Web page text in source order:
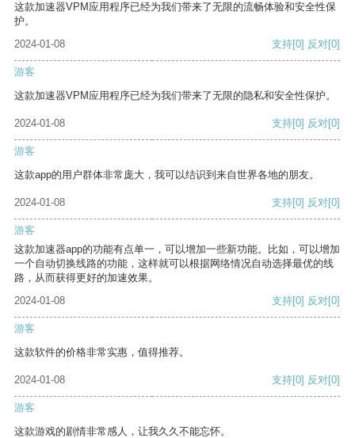
这款加速器VPM应用程序已经为我们带来了无限的流畅体验和安全性保
护。
2024-01-08
支持[0] 反对[0]
游客
这款加速器VPM应用程序已经为我们带来了无限的隐私和安全性保护。
2024-01-08 支持[0] 反对[0]
游客
这款app的用户群体非常庞大，我可以结识到来自世界各地的朋友。
2024-01-08 支持[0] 反对[0]
游客
这款加速器app的功能有点单一，可以增加一些新功能。比如，可以增加
一个自动切换线路的功能，这样就可以根据网络情况自动选择最优的线
路，从而获得更好的加速效果。
2024-01-08
支持[0] 反对[0]
游客
这款软件的价格非常实惠，值得推荐。
2024-01-08 支持[0] 反对[0]
游客
这款游戏的剧情非常感人，让我久久不能忘怀。